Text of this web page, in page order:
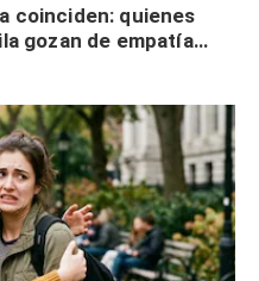
coinciden: quienes
gozan de empatía
tienen autocontrol